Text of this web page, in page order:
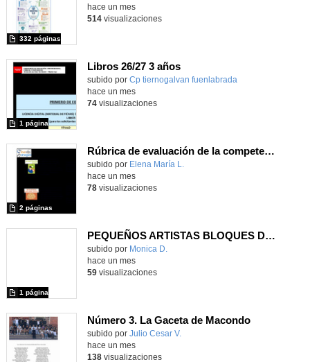
332 páginas
hace un mes
514visualizaciones
Libros 26/27 3 años
subido por Cp tiernogalvan fuenlabrada
1 página
hace un mes
74visualizaciones
Rúbrica de evaluación de la competencia digital_CIBERMANAGERS
Contenido educativo.
subido por Elena María L.
2 páginas
hace un mes
78visualizaciones
PEQUEÑOS ARTISTAS BLOQUES DE CONTENIDO
Contenido educativo.
subido por Monica D.
1 página
hace un mes
59visualizaciones
Número 3. La Gaceta de Macondo
Contenido educativo.
subido por Julio Cesar V.
hace un mes
138visualizaciones